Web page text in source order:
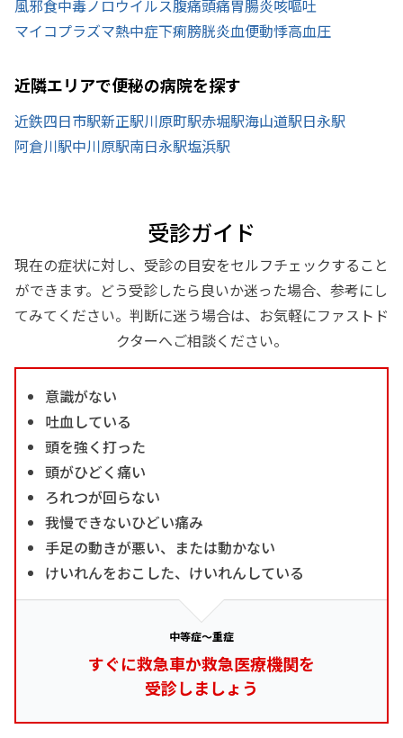
風邪食中毒ノロウイルス腹痛頭痛胃腸炎咳嘔吐
マイコプラズマ熱中症下痢膀胱炎血便動悸高血圧
近隣エリアで便秘の病院を探す
近鉄四日市駅新正駅川原町駅赤堀駅海山道駅日永駅
阿倉川駅中川原駅南日永駅塩浜駅
受診ガイド
現在の症状に対し、受診の目安をセルフチェックすること
ができます。どう受診したら良いか迷った場合、参考にし
てみてください。判断に迷う場合は、お気軽にファストド
クターへご相談ください。
意識がない
吐血している
頭を強く打った
頭がひどく痛い
ろれつが回らない
我慢できないひどい痛み
手足の動きが悪い、または動かない
けいれんをおこした、けいれんしている
中等症～重症
すぐに救急車か救急医療機関を
受診しましょう